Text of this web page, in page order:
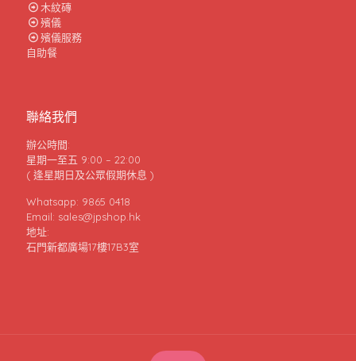
木紋磚
殯儀
殯儀服務
自助餐
聯絡我們
辦公時間:
星期一至五 9:00 – 22:00
( 逢星期日及公眾假期休息 )
Whatsapp: 9865 0418
Email: sales@jpshop.hk
地址:
石門新都廣場17樓17B3室